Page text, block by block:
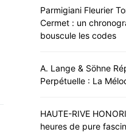
Parmigiani Fleurier
Cermet : un
bouscule les codes
A. Lange & Söhne
Perpétuelle : La
HAUTE-RIVE
heures de pure